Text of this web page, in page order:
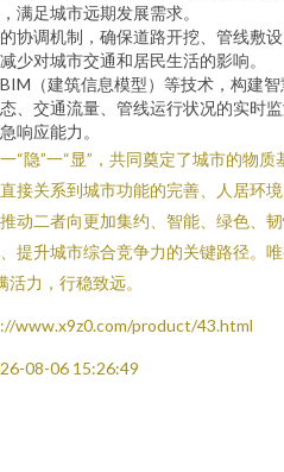
满足城市远期发展需求。
协调机制，确保道路开挖、管线敷
少对城市交通和居民生活的影响。
（建筑信息模型）等技术，构建智
、交通流量、管线运行状况的实时
响应能力。
“隐”一“显”，共同奠定了城市的物质
接关系到城市功能的完善、人居环
动二者向更加集约、智能、绿色、
提升城市综合竞争力的关键路径。
活力，行稳致远。
www.x9z0.com/product/43.html
08-06 15:26:49